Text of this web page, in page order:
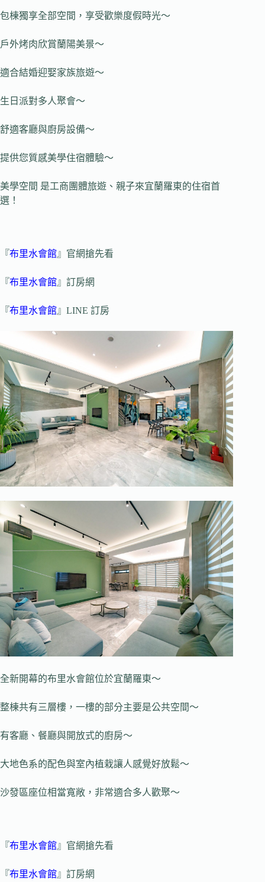
包棟獨享全部空間，享受歡樂度假時光～
戶外烤肉欣賞蘭陽美景～
適合結婚迎娶家族旅遊～
生日派對多人聚會～
舒適客廳與廚房設備～
提供您質感美學住宿體驗～
美學空間 是工商團體旅遊、親子來宜蘭羅東的住宿首
選！
『布里水會館』官網搶先看
『布里水會館』訂房網
『布里水會館』LINE 訂房
全新開幕的布里水會館位於宜蘭羅東～
整棟共有三層樓，一樓的部分主要是公共空間～
有客廳、餐廳與開放式的廚房～
大地色系的配色與室內植栽讓人感覺好放鬆～
沙發區座位相當寬敞，非常適合多人歡聚～
『布里水會館』官網搶先看
『布里水會館』訂房網